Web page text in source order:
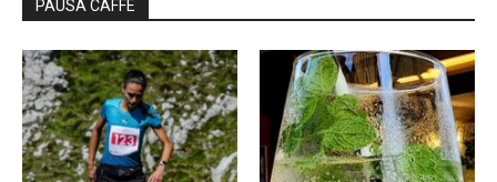
PAUSA CAFFÈ